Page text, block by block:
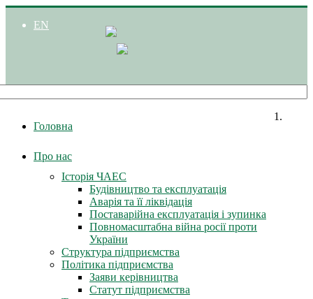
EN
Головна
Про нас
Історія ЧАЕС
Будівництво та експлуатація
Аварія та її ліквідація
Поставарійна експлуатація і зупинка
Повномасштабна війна росії проти
України
Структура підприємства
Політика підприємства
Заяви керівництва
Статут підприємства